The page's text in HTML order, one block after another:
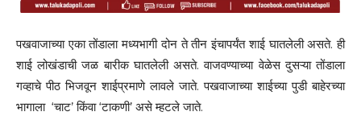
पखवाजाच्या एका तोंडाला मध्यभागी दोन ते तीन इंचापर्यंत शाई घातलेली असते. ही
शाई लोखंडाची जळ बारीक घातलेली असते. वाजवण्याच्या वेळेस दुसऱ्या तोंडाला
गव्हाचे पीठ भिजवून शाईप्रमाणे लावले जाते. पखवाजाच्या शाईच्या पुडी बाहेरच्या
भागाला ‘चाट’ किंवा ‘टाकणी’ असे म्हटले जाते.